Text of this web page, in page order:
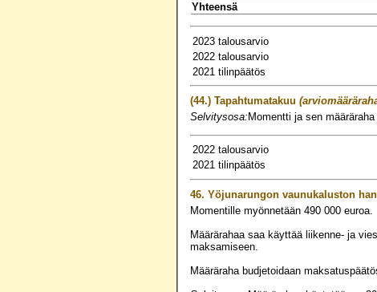
Yhteensä
2023 talousarvio
2022 talousarvio
2021 tilinpäätös
(44.) Tapahtumatakuu
Selvitysosa: Momentti ja sen
2022 talousarvio
2021 tilinpäätös
46. Yöjunarungon vaunukaluston
Momentille myönnetään 490 000 euroa.
Määrärahaa saa käyttää liikenne- ja
maksamiseen.
Määräraha budjetoidaan